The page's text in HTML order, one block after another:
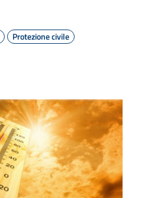
Protezione civile